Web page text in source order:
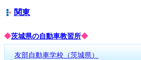
関東
◆茨城県の自動車教習所◆
友部自動車学校（茨城県）